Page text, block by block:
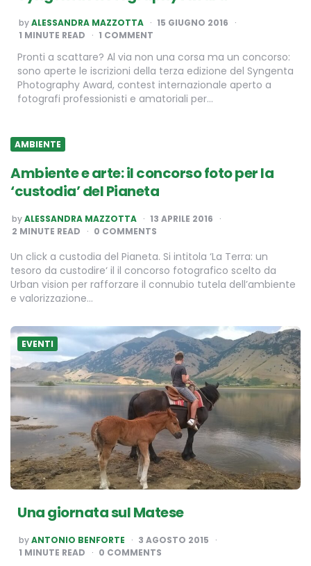
POSTED
BY
byALESSANDRA MAZZOTTA
15 GIUGNO 2016
1 MINUTE READ 1 COMMENT
Pronti a scattare? Al via non una corsa ma un concorso:
sono aperte le iscrizioni della terza edizione del Syngenta
Photography Award, contest internazionale aperto a
fotografi professionisti e amatoriali per…
AMBIENTE
Ambiente e arte: il concorso foto per la
‘custodia’ del Pianeta
POSTED
BY
byALESSANDRA MAZZOTTA
13 APRILE 2016
2 MINUTE READ 0 COMMENTS
Un click a custodia del Pianeta. Si intitola ‘La Terra: un
tesoro da custodire‘ il il concorso fotografico scelto da
Urban vision per rafforzare il connubio tutela dell’ambiente
e valorizzazione…
EVENTI
Una giornata sul Matese
POSTED
BY
byANTONIO BENFORTE
3 AGOSTO 2015
1 MINUTE READ 0 COMMENTS